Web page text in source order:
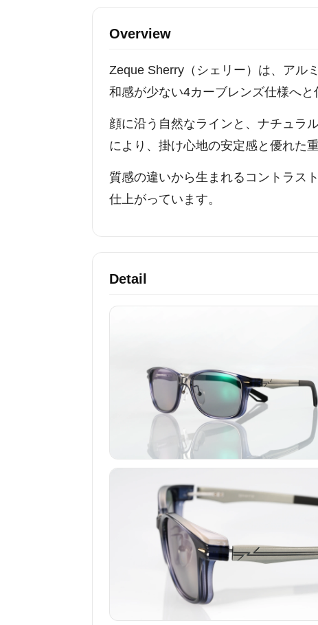
Overview
Zeque Sherry（シェリー）は、アル
和感が少ない4カーブレンズ仕様へと
顔に沿う自然なラインと、ナチュラ
により、掛け心地の安定感と優れた
質感の違いから生まれるコントラス
仕上がっています。
Detail